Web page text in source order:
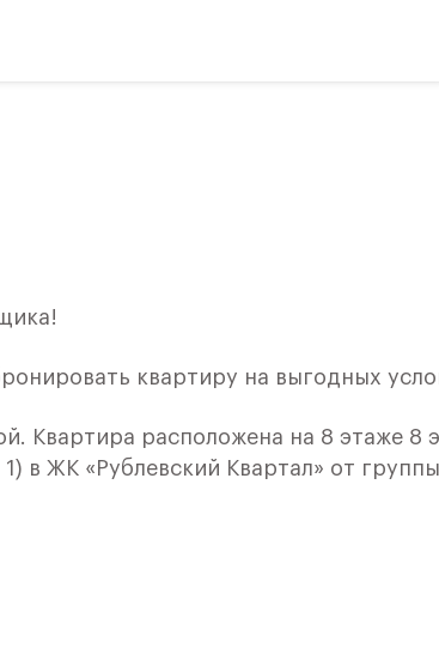
квартиру на выгодных
Квартира расположена на 8 этаже 8
в ЖК «Рублевский Квартал» от
и кухни.